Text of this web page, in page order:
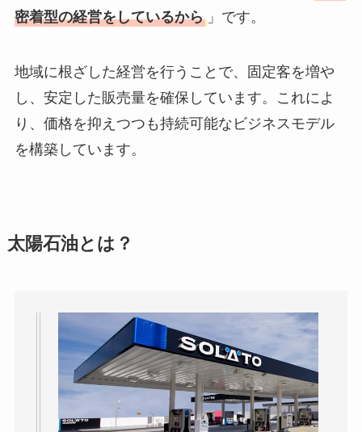
密着型の経営をしているから 」です。
地域に根ざした経営を行うことで、固定客を増や
し、安定した販売量を確保しています。これによ
り、価格を抑えつつも持続可能なビジネスモデル
を構築しています。
太陽石油とは？